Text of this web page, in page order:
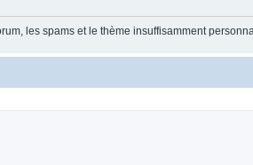
les spams et le thème insuffisamment